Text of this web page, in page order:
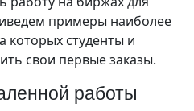
примеры наиболее
которых студенты и
свои первые заказы.
работы